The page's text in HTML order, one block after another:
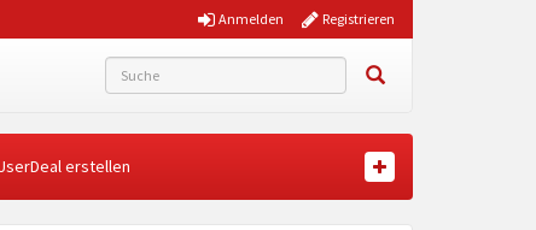
Registrieren
Anmelden
erstellen